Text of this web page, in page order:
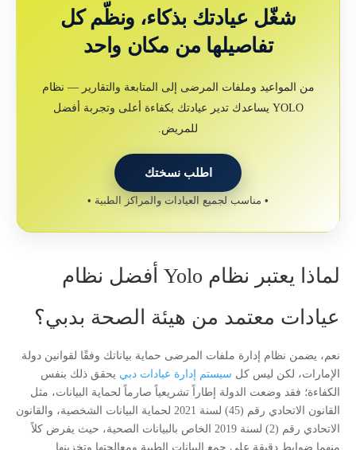
شغّل عيادتك بذكاء، ونظّم كل
تفاصيلها من مكان واحد
من المواعيد وملفات المرضى إلى المتابعة والتقارير — نظام
YOLO يساعدك تدير عيادتك بكفاءة أعلى وتجربة أفضل
للمريض.
اطلب نسختك
• مناسب لجميع العيادات والمراكز الطبية •
لماذا يعتبر نظام Yolo أفضل نظام
عيادات معتمد من هيئة الصحة بدبي؟
نعم، يضمن نظام إدارة ملفات المرضى حماية بياناتك وفقًا لقوانين دولة
الإمارات، لكن ليس كل سيستم إدارة عيادات دبي يحقق ذلك بنفس
الكفاءة؛ فقد وضعت الدولة إطاراً تشريعياً صارماً لحماية البيانات، مثل
القانون الاتحادي رقم (45) لسنة 2021 لحماية البيانات الشخصية، والقانون
الاتحادي رقم (2) لسنة 2019 الخاص بالبيانات الصحية، حيث يفرض كلاً
منهما ضوابط دقيقة على جمع البيانات الطبية ومعالجتها وتخزينها